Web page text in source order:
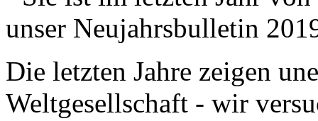
unser Neujahrsbulletin
Die letzten Jahre zeigen
Weltgesellschaft - wir